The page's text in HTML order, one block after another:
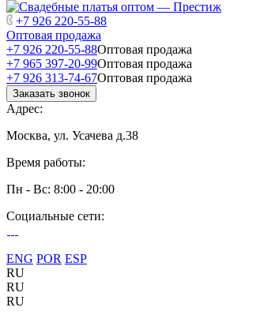
+7 926 220-55-88
Оптовая продажа
+7 926 220-55-88Оптовая продажа
+7 965 397-20-99Оптовая продажа
+7 926 313-74-67Оптовая продажа
Заказать звонок
Адрес:
Москва, ул. Усачева д.38
Время работы:
Пн - Вс: 8:00 - 20:00
Социальные сети:
ENG POR ESP
RU
RU
RU